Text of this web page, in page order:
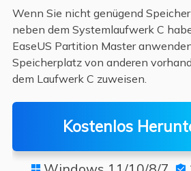
Wenn Sie nicht genügend
neben dem Systemlaufwerk C
EaseUS Partition Master
Speicherplatz von anderen
dem Laufwerk C zuweisen.
Kostenlos